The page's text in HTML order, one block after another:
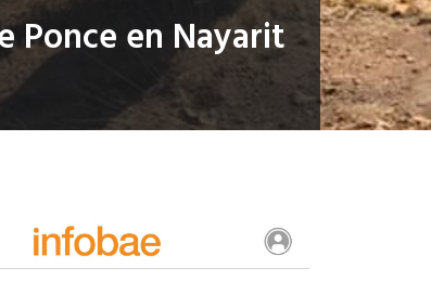
Ponce en Nayarit